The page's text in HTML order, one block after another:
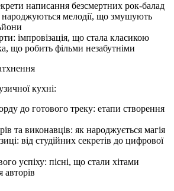
написання безсмертних рок-балад
мелодії, що змушують
імпровізація, що стала класикою
що робить фільми незабутніми
кухні:
до готового треку: етапи створення
та виконавців: як народжується магія
від студійних секретів до цифрової
успіху: пісні, що стали хітами
авторів